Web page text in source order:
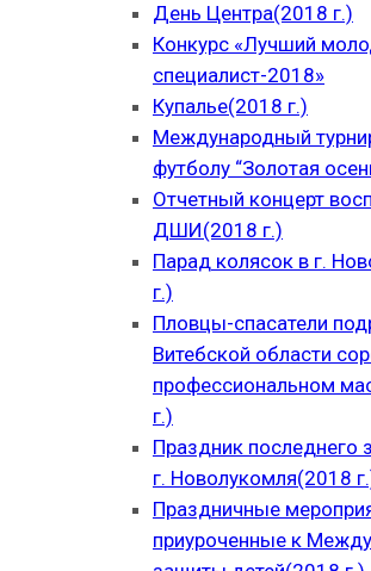
День Центра(2018 г.)
Конкурс «Лучший
специалист-2018»
Купалье(2018 г.)
Международный
футболу “Золотая
Отчетный концерт
ДШИ(2018 г.)
Парад колясок в г.
г.)
Пловцы-спасатели
Витебской области
профессиональном
г.)
Праздник
г. Новолукомля(2018
Праздничные
приуроченные к